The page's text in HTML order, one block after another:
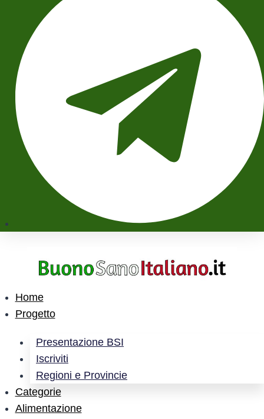
Home
Progetto
Presentazione BSI
Iscriviti
Regioni e Provincie
Categorie
Alimentazione